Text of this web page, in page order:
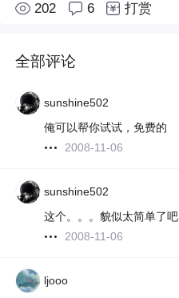
202 6 打赏
全部评论
sunshine502
俺可以帮你试试，免费的
2008-11-06
sunshine502
这个。。。貌似太简单了吧
2008-11-06
ljooo